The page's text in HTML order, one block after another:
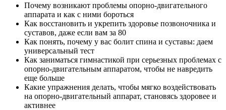
Почему возникают проблемы опорно-двигательного
аппарата и как с ними бороться
Как восстановить и укрепить здоровье позвоночника и
суставов, даже если вам за 80
Как понять, почему у вас болит спина и суставы: даем
универсальный тест
Как заниматься гимнастикой при серьезных проблемах с
опорно-двигательным аппаратом, чтобы не навредить
еще больше
Какие упражнения делать, чтобы мягко воздействовать
на опорно-двигательный аппарат, становясь здоровее и
активнее